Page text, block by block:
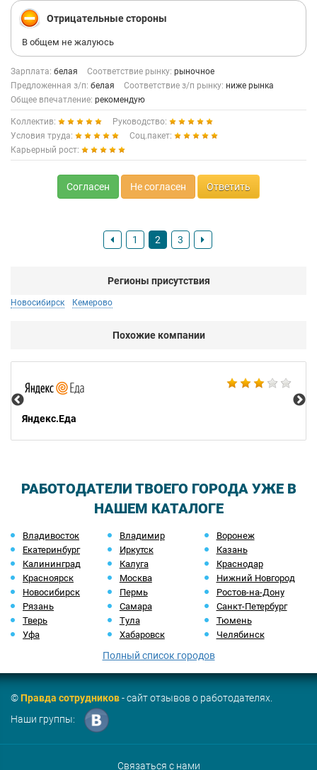
Отрицательные стороны
В общем не жалуюсь
Зарплата: белая Соответствие рынку: рыночное
Предложенная з/п: белая Соответствие з/п рынку: ниже рынка
Общее впечатление: рекомендую
Коллектив:
Руководство:
Условия труда:
Соц.пакет:
Карьерный рост:
Согласен Не согласен Ответить
1 2 3
Регионы присутствия
Новосибирск Кемерово
Похожие компании
Яндекс.Еда
РАБОТОДАТЕЛИ ТВОЕГО ГОРОДА УЖЕ В
НАШЕМ КАТАЛОГЕ
Владивосток Владимир
Воронеж
Екатеринбург
Иркутск
Казань
Калининград
Калуга
Краснодар
Красноярск
Москва
Нижний Новгород
Новосибирск
Пермь
Ростов-на-Дону
Рязань
Самара
Санкт-Петербург
Тверь
Тула
Тюмень
Уфа
Хабаровск Челябинск
Полный список городов
©Правда сотрудников- сайт отзывов о работодателях.
Наши группы:
Связаться с нами